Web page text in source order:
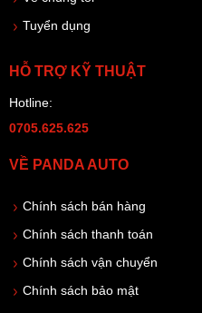
Tuyển dụng
HỖ TRỢ KỸ THUẬT
Hotline:
0705.625.625
VỀ PANDA AUTO
Chính sách bán hàng
Chính sách thanh toán
Chính sách vận chuyển
Chính sách bảo mật